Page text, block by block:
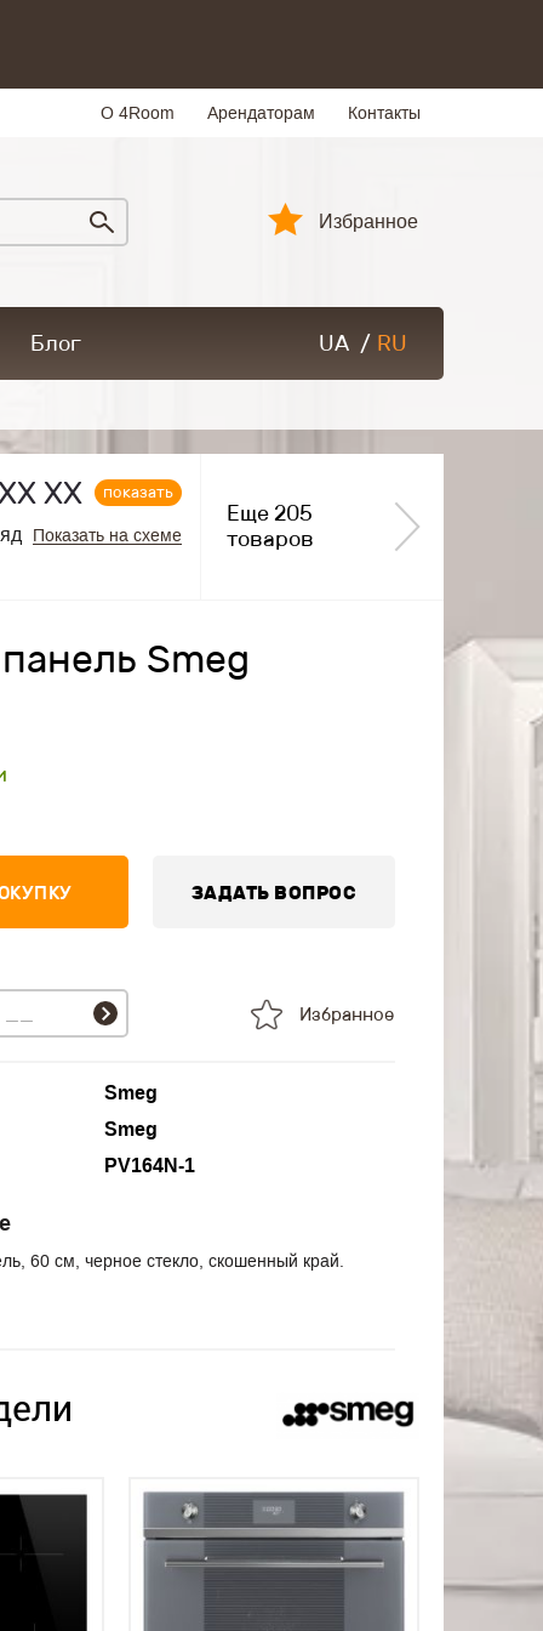
О 4Room Арендаторам Контакты
Избранное
Блог UA / RU
ХХ показать
Показать на схеме
Еще 205
товаров
Smeg
ЗАДАТЬ ВОПРОС
Избранное
Smeg
Smeg
PV164N-1
60 см, черное стекло, скошенный край.